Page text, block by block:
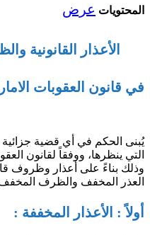
المحتويات عرض
الأعذار القانونیة
في قانون العقوبات
يُبنى الحكم في أي قضية
التي ينظرها، ووفقاً لقانون
وذلك بناءً على أعذار وظروف
العذر المخفف والظرف
أولاً : الأعذار المخففة :